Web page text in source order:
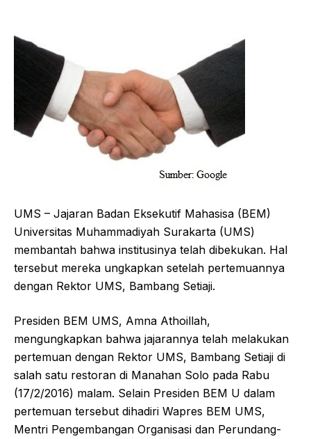
UMS – Jajaran Badan Eksekutif Mahasisa (BEM)
Universitas Muhammadiyah Surakarta (UMS)
membantah bahwa institusinya telah dibekukan. Hal
tersebut mereka ungkapkan setelah pertemuannya
dengan Rektor UMS, Bambang Setiaji.
Presiden BEM UMS, Amna Athoillah,
mengungkapkan bahwa jajarannya telah melakukan
pertemuan dengan Rektor UMS, Bambang Setiaji di
salah satu restoran di Manahan Solo pada Rabu
(17/2/2016) malam. Selain Presiden BEM U dalam
pertemuan tersebut dihadiri Wapres BEM UMS,
Mentri Pengembangan Organisasi dan Perundang-